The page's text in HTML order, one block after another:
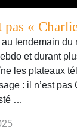
pas «
lendemain du
et durant
les plateaux
: il n’est
…